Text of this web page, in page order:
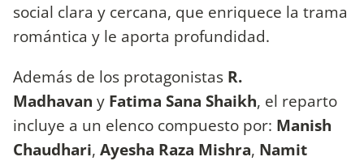
social clara y cercana, que enriquece la trama
romántica y le aporta profundidad.
Además de los protagonistas R.
Madhavan y Fatima Sana Shaikh, el reparto
incluye a un elenco compuesto por: Manish
Chaudhari, Ayesha Raza Mishra, Namit